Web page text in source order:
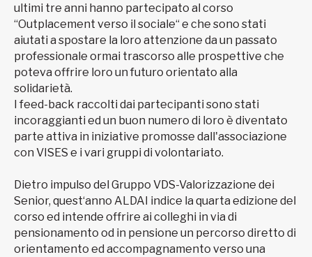
ultimi tre anni hanno partecipato al corso
“Outplacement verso il sociale“ e che sono stati
aiutati a spostare la loro attenzione da un passato
professionale ormai trascorso alle prospettive che
poteva offrire loro un futuro orientato alla
solidarietà.
I feed-back raccolti dai partecipanti sono stati
incoraggianti ed un buon numero di loro è diventato
parte attiva in iniziative promosse dall'associazione
con VISES e i vari gruppi di volontariato.
Dietro impulso del Gruppo VDS-Valorizzazione dei
Senior, quest‘anno ALDAI indice la quarta edizione del
corso ed intende offrire ai colleghi in via di
pensionamento od in pensione un percorso diretto di
orientamento ed accompagnamento verso una